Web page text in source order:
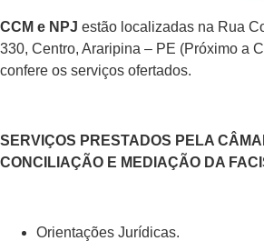
CCM e NPJ estão localizadas na Rua
330, Centro, Araripina – PE (Próximo a
confere os serviços ofertados.
SERVIÇOS PRESTADOS PELA
CONCILIAÇÃO E MEDIAÇÃO DA
Orientações Jurídicas.